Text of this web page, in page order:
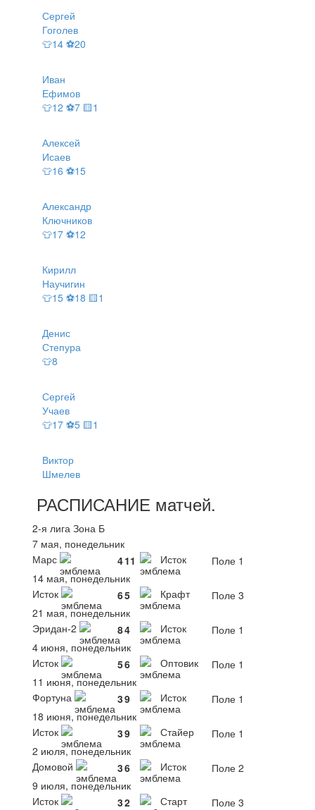
Сергей
Гоголев
👕14 ⚽20
Иван
Ефимов
👕12 ⚽7 🟨1
Алексей
Исаев
👕16 ⚽15
Александр
Ключников
👕17 ⚽12
Кирилл
Научигин
👕15 ⚽18 🟨1
Денис
Степура
👕8
Сергей
Учаев
👕17 ⚽5 🟨1
Виктор
Шмелев
РАСПИСАНИЕ матчей.
2-я лига Зона Б
7 мая, понедельник
Марс
411 Исток
Поле 1
14 мая, понедельник
Исток
65 Крафт
Поле 3
21 мая, понедельник
Эридан-2
84 Исток
Поле 1
4 июня, понедельник
Исток
56 Оптовик
Поле 1
11 июня, понедельник
Фортуна
39 Исток
Поле 1
18 июня, понедельник
Исток
39 Стайер
Поле 1
2 июля, понедельник
Домовой
36 Исток
Поле 2
9 июля, понедельник
Исток
32 Старт
Поле 3